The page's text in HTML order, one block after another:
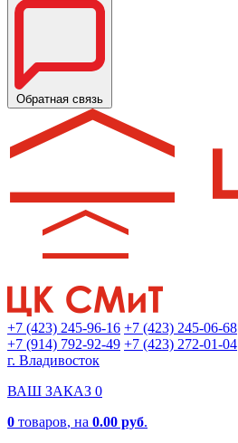
Обратная связь
+7 (423) 245-96-16 +7 (423) 245-06-68
+7 (914) 792-92-49 +7 (423) 272-01-04
г. Владивосток
ВАШ ЗАКАЗ 0
0 товаров, на 0.00 руб.